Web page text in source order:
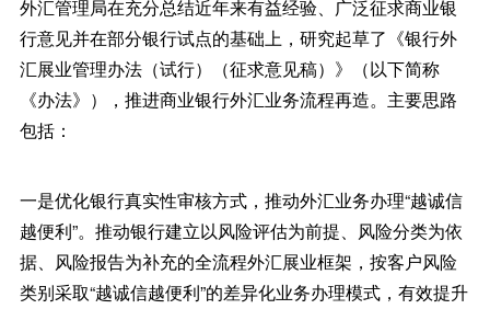
外汇管理局在充分总结近年来有益经验、广泛征求商业银
行意见并在部分银行试点的基础上，研究起草了《银行外
汇展业管理办法（试行）（征求意见稿）》（以下简称
《办法》），推进商业银行外汇业务流程再造。主要思路
包括：
一是优化银行真实性审核方式，推动外汇业务办理“越诚信
越便利”。推动银行建立以风险评估为前提、风险分类为依
据、风险报告为补充的全流程外汇展业框架，按客户风险
类别采取“越诚信越便利”的差异化业务办理模式，有效提升